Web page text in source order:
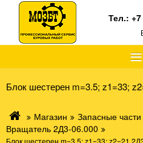
≡
Тел.:
Блок шестерен m=3.5; z1=33;
Магазин
Запасные
Вращатель 2Д3-06.000
Блок шестерен m=3.5; z1=33; z2=21